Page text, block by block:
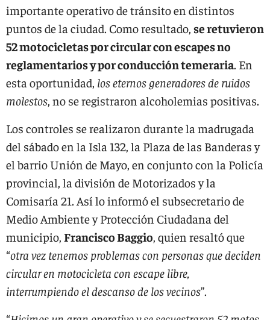
importante operativo de tránsito en distintos
puntos de la ciudad. Como resultado, se retuvieron
52 motocicletas por circular con escapes no
reglamentarios y por conducción temeraria. En
esta oportunidad, los eternos generadores de ruidos
molestos, no se registraron alcoholemias positivas.
Los controles se realizaron durante la madrugada
del sábado en la Isla 132, la Plaza de las Banderas y
el barrio Unión de Mayo, en conjunto con la Policía
provincial, la división de Motorizados y la
Comisaría 21. Así lo informó el subsecretario de
Medio Ambiente y Protección Ciudadana del
municipio, Francisco Baggio, quien resaltó que
“otra vez tenemos problemas con personas que deciden
circular en motocicleta con escape libre,
interrumpiendo el descanso de los vecinos”.